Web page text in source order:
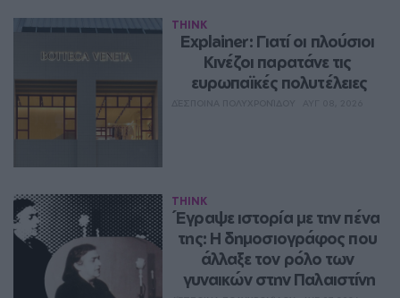
THINK
Explainer: Γιατί οι πλούσιοι
Κινέζοι παρατάνε τις
ευρωπαϊκές πολυτέλειες
THINK
Έγραψε ιστορία με την πένα
της: Η δημοσιογράφος που
άλλαξε τον ρόλο των
γυναικών στην Παλαιστίνη